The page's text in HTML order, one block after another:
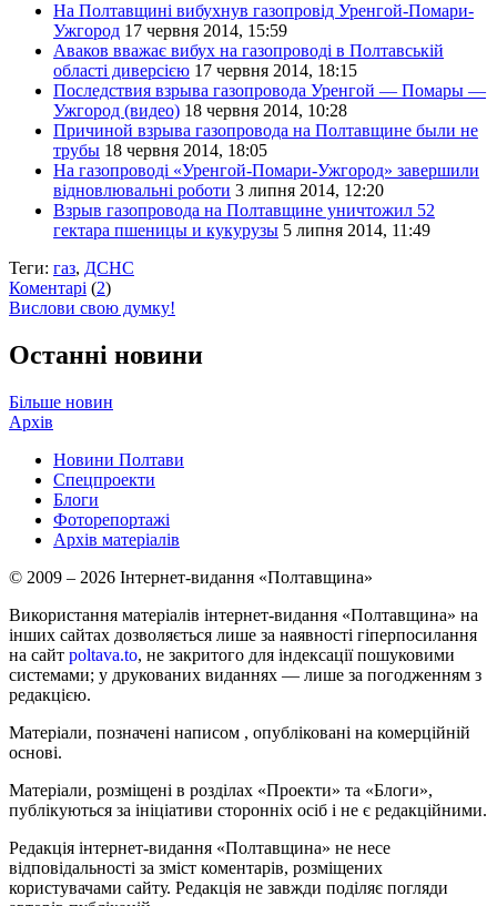
На Полтавщині вибухнув газопровід Уренгой-Помари-
Ужгород 17 червня 2014, 15:59
Аваков вважає вибух на газопроводі в Полтавській
області диверсією 17 червня 2014, 18:15
Последствия взрыва газопровода Уренгой — Помары —
Ужгород (видео) 18 червня 2014, 10:28
Причиной взрыва газопровода на Полтавщине были не
трубы 18 червня 2014, 18:05
На газопроводі «Уренгой-Помари-Ужгород» завершили
відновлювальні роботи 3 липня 2014, 12:20
Взрыв газопровода на Полтавщине уничтожил 52
гектара пшеницы и кукурузы 5 липня 2014, 11:49
Теги: газ, ДСНС
Коментарі (2)
Вислови свою думку!
Останні новини
Більше новин
Архів
Новини Полтави
Спецпроекти
Блоги
Фоторепортажі
Архів матеріалів
© 2009 – 2026 Інтернет-видання «Полтавщина»
Використання матеріалів інтернет-видання «Полтавщина» на
інших сайтах дозволяється лише за наявності гіперпосилання
на сайт poltava.to, не закритого для індексації пошуковими
системами; у друкованих виданнях — лише за погодженням з
редакцією.
Матеріали, позначені написом , опубліковані на комерційній
основі.
Матеріали, розміщені в розділах «Проекти» та «Блоги»,
публікуються за ініціативи сторонніх осіб і не є редакційними.
Редакція інтернет-видання «Полтавщина» не несе
відповідальності за зміст коментарів, розміщених
користувачами сайту. Редакція не завжди поділяє погляди